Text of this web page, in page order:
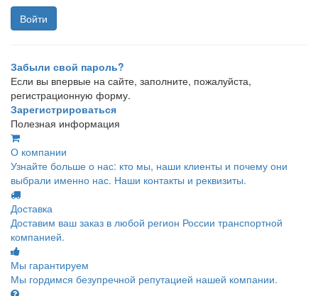
Забыли свой пароль?
Если вы впервые на сайте, заполните, пожалуйста,
регистрационную форму.
Зарегистрироваться
Полезная информация
О компании
Узнайте больше о нас: кто мы, наши клиенты и почему они
выбрали именно нас. Наши контакты и реквизиты.
Доставка
Доставим ваш заказ в любой регион России транспортной
компанией.
Мы гарантируем
Мы гордимся безупречной репутацией нашей компании.